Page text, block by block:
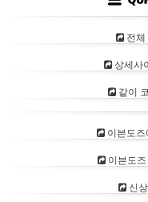
전체
상세사
같이
이븐도즈
이븐도즈
신상